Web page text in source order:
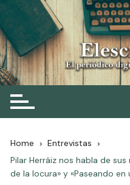
Skip
to
content
Elescritor.es
El periódico digital de los
Home
Entrevistas
Pilar Herráiz nos habla de
de la locura» y «Paseando en